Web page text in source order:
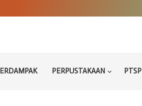
PERPUSTAKAAN PTSP